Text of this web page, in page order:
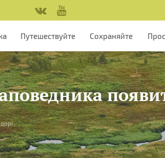
Путешествуйте Сохраняйте